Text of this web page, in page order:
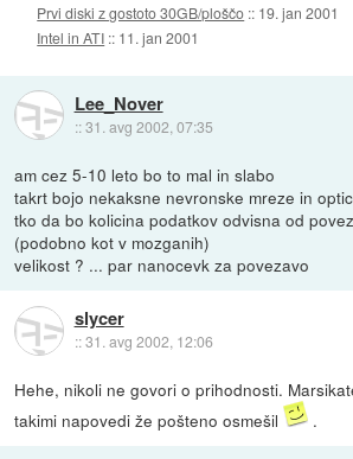
Prvi diski z gostoto 30GB/ploščo :: 19. jan 2001
Intel in ATI :: 11. jan 2001
Lee_Nover
::31. avg 2002, 07:35
am cez 5-10 leto bo to mal in slabo
takrt bojo nekaksne nevronske mreze in
tko da bo kolicina podatkov odvisna od
(podobno kot v mozganih)
velikost ? ... par nanocevk za povezavo
slycer
::31. avg 2002, 12:06
Hehe, nikoli ne govori o prihodnosti.
takimi napovedi že pošteno osmešil
.